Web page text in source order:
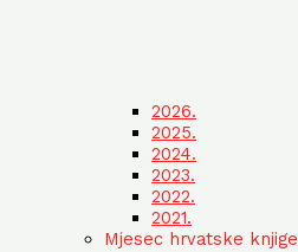
2026.
2025.
2024.
2023.
2022.
2021.
Mjesec hrvatske knjige